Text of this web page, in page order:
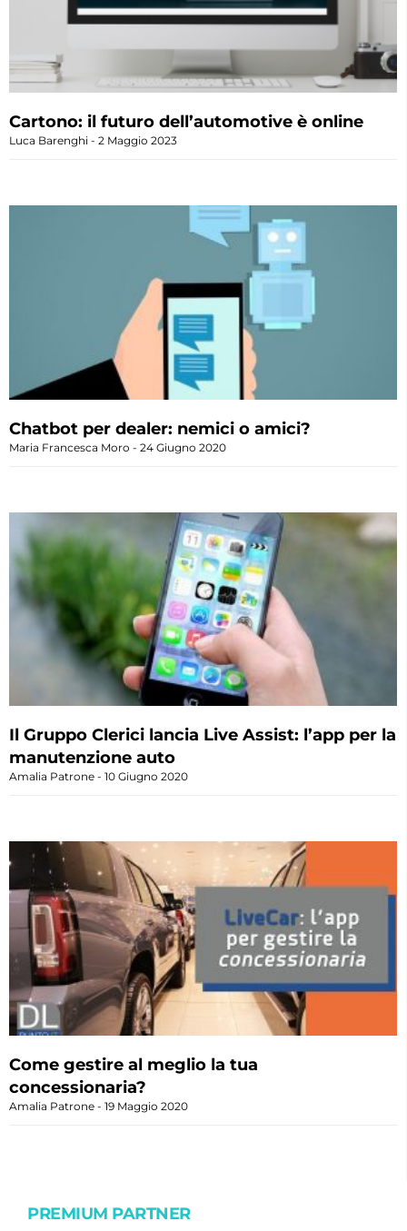
Cartono: il futuro dell’automotive è online
Luca Barenghi 2 Maggio 2023
Chatbot per dealer: nemici o amici?
Maria Francesca Moro 24 Giugno 2020
Il Gruppo Clerici lancia Live Assist: l’app per la
manutenzione auto
Amalia Patrone 10 Giugno 2020
Come gestire al meglio la tua
concessionaria?
Amalia Patrone 19 Maggio 2020
PREMIUM PARTNER